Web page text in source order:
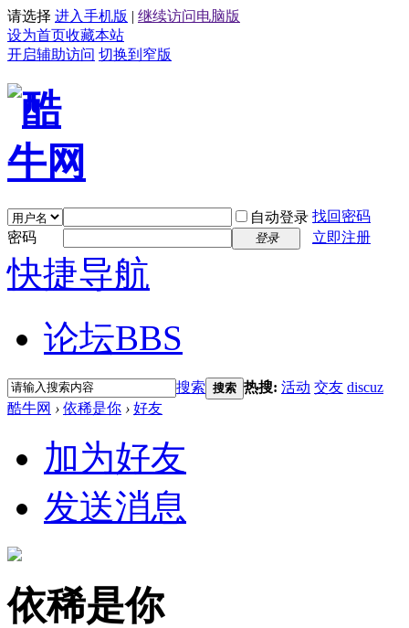
请选择 进入手机版 | 继续访问电脑版
设为首页收藏本站
开启辅助访问 切换到窄版
自动登录 找回密码
密码
登录 立即注册
快捷导航
论坛BBS
搜索 搜索 热搜: 活动 交友 discuz
酷牛网 › 依稀是你 › 好友
加为好友
发送消息
依稀是你